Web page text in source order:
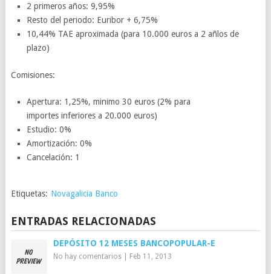
2 primeros años: 9,95%
Resto del periodo: Euribor + 6,75%
10,44% TAE aproximada (para 10.000 euros a 2 añlos de
plazo)
Comisiones:
Apertura: 1,25%, minimo 30 euros (2% para
importes inferiores a 20.000 euros)
Estudio: 0%
Amortización: 0%
Cancelación: 1
Etiquetas: Novagalicia Banco
ENTRADAS RELACIONADAS
DEPÓSITO 12 MESES BANCOPOPULAR-E
No hay comentarios| Feb 11, 2013